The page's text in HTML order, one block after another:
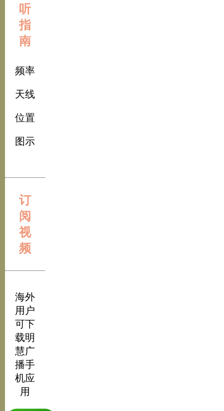
听
指
南
频率
天线
位置
图示
订
阅
视
频
海外
用户
可下
载明
慧广
播手
机应
用